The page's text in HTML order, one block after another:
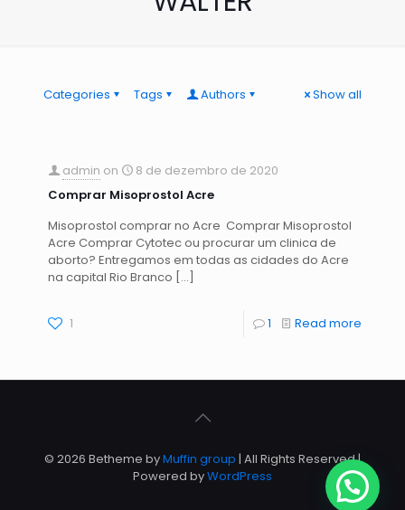
Categories Tags Authors Show all
admin on
8 de dezembro de 2020
Comprar Misoprostol Acre
Misoprostol comprar no Acre Comprar Misoprostol
Acre Comprar Cytotec ou procurar um clinica de
aborto? Entregamos em todas as cidades do Acre
na capital Rio Branco […]
1 1 Read more
© 2026 Betheme byMuffin group | All Rights Reserved |
Powered byWordPress